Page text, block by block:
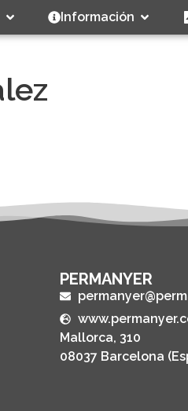
Información
PERMANYER
Mallorca, 310
08037 Barcelona